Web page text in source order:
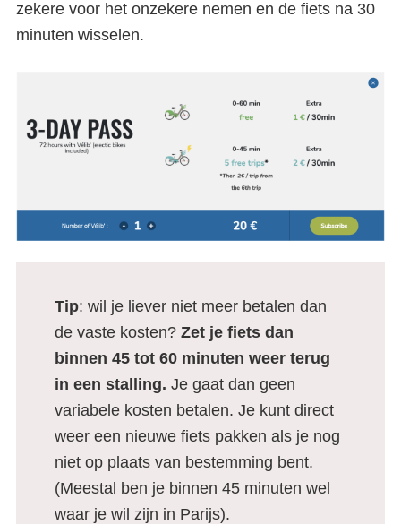
zekere voor het onzekere nemen en de fiets na 30
minuten wisselen.
Tip: wil je liever niet meer betalen dan
de vaste kosten? Zet je fiets dan
binnen 45 tot 60 minuten weer terug
in een stalling. Je gaat dan geen
variabele kosten betalen. Je kunt direct
weer een nieuwe fiets pakken als je nog
niet op plaats van bestemming bent.
(Meestal ben je binnen 45 minuten wel
waar je wil zijn in Parijs).